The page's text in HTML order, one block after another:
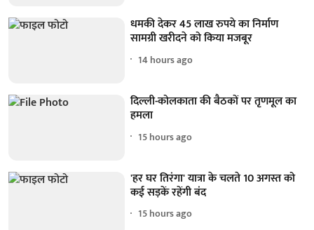
धमकी देकर 45 लाख रुपये का निर्माण
सामग्री खरीदने को किया मजबूर
14 hours ago
दिल्ली-कोलकाता की बैठकों पर तृणमूल का
हमला
15 hours ago
'हर घर तिरंगा' यात्रा के चलते 10 अगस्त को
कई सड़कें रहेंगी बंद
15 hours ago